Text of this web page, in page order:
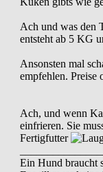
Ach und was den
entsteht ab 5 KG
Ansonsten mal
empfehlen.
Ach, und wenn
einfrieren. Sie
Fertigfutter
Ein Hund braucht